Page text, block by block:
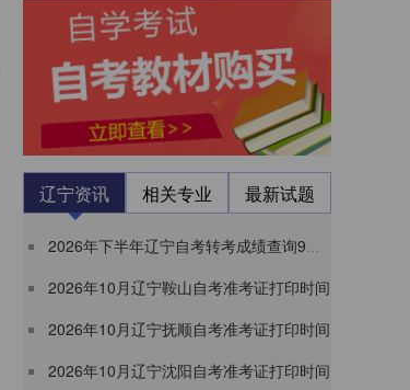
辽宁资讯 相关专业 最新试题
2026年下半年辽宁自考转考成绩查询9月1日后
2026年10月辽宁鞍山自考准考证打印时间
2026年10月辽宁抚顺自考准考证打印时间
2026年10月辽宁沈阳自考准考证打印时间